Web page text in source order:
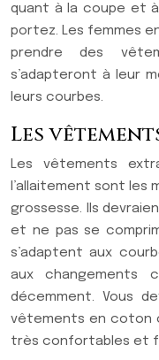
quant à la coupe et
portez. Les femmes
prendre des
s’adapteront à leur
leurs courbes.
Les
Les vêtements
l’allaitement sont les
grossesse. Ils
et ne pas se
s’adaptent aux
aux changements
décemment. Vous
vêtements en coton
très confortables et